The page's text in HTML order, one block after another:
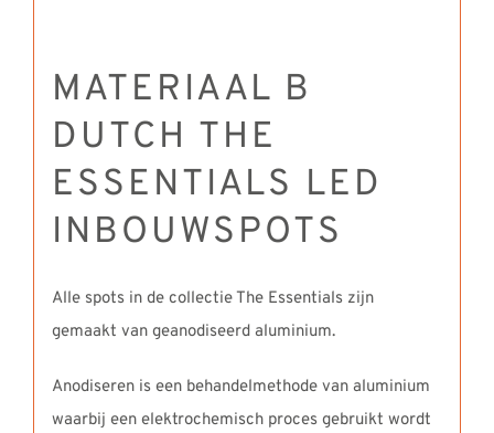
MATERIAAL B
DUTCH THE
ESSENTIALS LED
INBOUWSPOTS
Alle spots in de collectie The Essentials zijn
gemaakt van geanodiseerd aluminium.
Anodiseren is een behandelmethode van aluminium
waarbij een elektrochemisch proces gebruikt wordt